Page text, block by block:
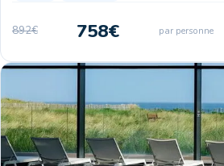
892€ 758€ par personne